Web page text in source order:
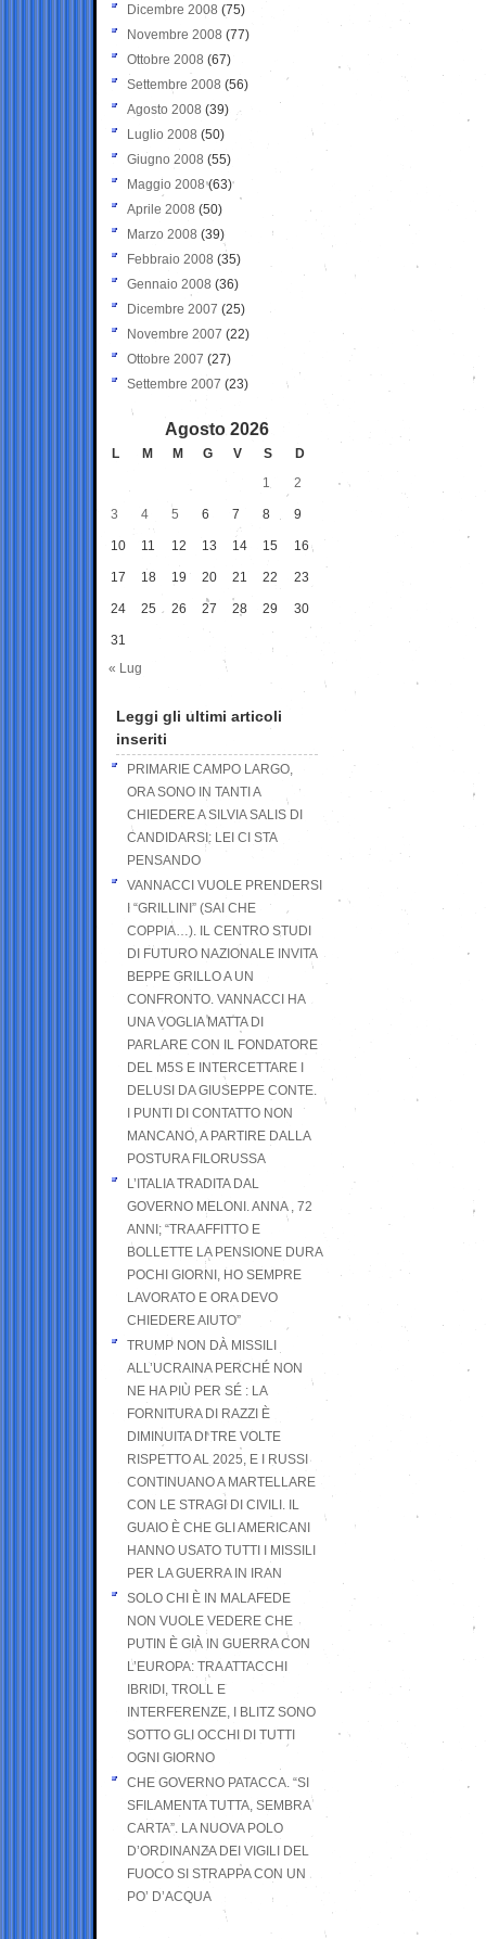
Dicembre 2008 (75)
Novembre 2008 (77)
Ottobre 2008 (67)
Settembre 2008 (56)
Agosto 2008 (39)
Luglio 2008 (50)
Giugno 2008 (55)
Maggio 2008(63)
Aprile 2008 (50)
Marzo 2008 (39)
Febbraio 2008 (35)
Gennaio 2008 (36)
Dicembre 2007 (25)
Novembre 2007 (22)
Ottobre 2007 (27)
Settembre 2007 (23)
Agosto 2026
L M M G V S
D
1
2
3 4 5 6 7 8 9
10 11 12 13 14 15 16
17 18 19 20 21 22 23
24 25 26 27 28 29 30
31
« Lug
Leggi gli ultimi articoli
inseriti
PRIMARIE CAMPO LARGO,
ORA SONO IN TANTI A
CHIEDERE A SILVIA SALIS DI
CANDIDARSI: LEI CI STA
PENSANDO
VANNACCI VUOLE PRENDERSI
I “GRILLINI” (SAI CHE
COPPIA…). IL CENTRO STUDI
DI FUTURO NAZIONALE INVITA
BEPPE GRILLO A UN
CONFRONTO. VANNACCI HA
UNA VOGLIA MATTA DI
PARLARE CON IL FONDATORE
DEL M5S E INTERCETTARE I
DELUSI DA GIUSEPPE CONTE.
I PUNTI DI CONTATTO NON
MANCANO, A PARTIRE DALLA
POSTURA FILORUSSA
L’ITALIA TRADITA DAL
GOVERNO MELONI. ANNA , 72
ANNI; “TRA AFFITTO E
BOLLETTE LA PENSIONE DURA
POCHI GIORNI, HO SEMPRE
LAVORATO E ORA DEVO
CHIEDERE AIUTO”
TRUMP NON DÀ MISSILI
ALL’UCRAINA PERCHÉ NON
NE HA PIÙ PER SÉ : LA
FORNITURA DI RAZZI È
DIMINUITA DI TRE VOLTE
RISPETTO AL 2025, E I RUSSI
CONTINUANO A MARTELLARE
CON LE STRAGI DI CIVILI. IL
GUAIO È CHE GLI AMERICANI
HANNO USATO TUTTI I MISSILI
PER LA GUERRA IN IRAN
SOLO CHI È IN MALAFEDE
NON VUOLE VEDERE CHE
PUTIN È GIÀ IN GUERRA CON
L’EUROPA: TRA ATTACCHI
IBRIDI, TROLL E
INTERFERENZE, I BLITZ SONO
SOTTO GLI OCCHI DI TUTTI
OGNI GIORNO
CHE GOVERNO PATACCA. “SI
SFILAMENTA TUTTA, SEMBRA
CARTA”. LA NUOVA POLO
D’ORDINANZA DEI VIGILI DEL
FUOCO SI STRAPPA CON UN
PO’ D’ACQUA